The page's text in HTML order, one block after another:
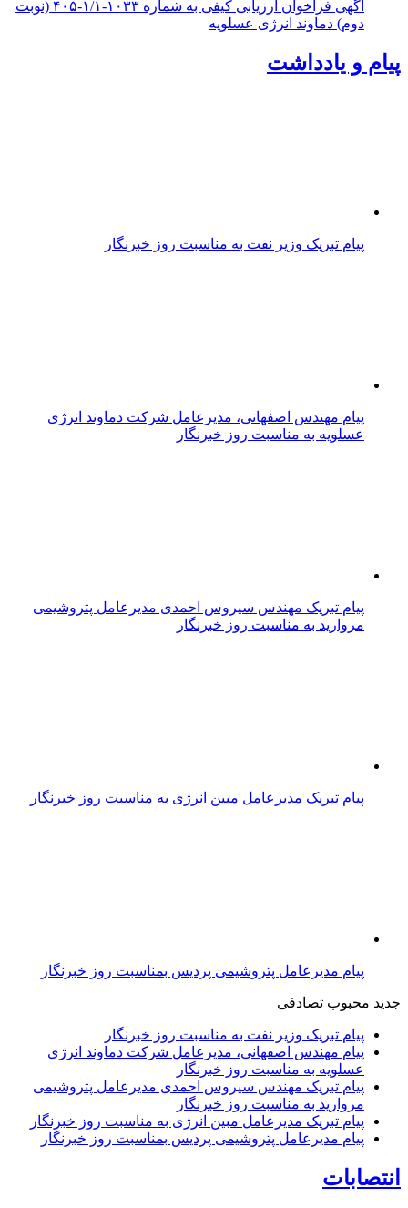
آگهی فراخوان ارزیابی کیفی به شماره ۱۰۳۳-۱/۱-۴۰۵ (نوبت
دوم) دماوند انرژی عسلویه
پیام و یادداشت
پیام تبریک وزیر نفت به مناسبت روز خبرنگار
پیام مهندس اصفهانی، مدیرعامل شرکت دماوند انرژی
عسلویه به مناسبت روز خبرنگار
پیام تبریک مهندس سیروس احمدی مدیرعامل پتروشیمی
مروارید به مناسبت روز خبرنگار
پیام تبریک مدیرعامل مبین انرژی به مناسبت روز خبرنگار
پیام مدیرعامل پتروشیمی پردیس بمناسبت روز خبرنگار
جدید محبوب تصادفی
پیام تبریک وزیر نفت به مناسبت روز خبرنگار
پیام مهندس اصفهانی، مدیرعامل شرکت دماوند انرژی
عسلویه به مناسبت روز خبرنگار
پیام تبریک مهندس سیروس احمدی مدیرعامل پتروشیمی
مروارید به مناسبت روز خبرنگار
پیام تبریک مدیرعامل مبین انرژی به مناسبت روز خبرنگار
پیام مدیرعامل پتروشیمی پردیس بمناسبت روز خبرنگار
انتصابات